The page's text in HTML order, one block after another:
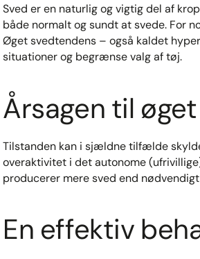
Sved er en naturlig og vigtig del af
både normalt og sundt at svede. For
Øget svedtendens – også kaldet
situationer og begrænse valg af tøj.
Årsagen til
Tilstanden kan i sjældne tilfælde
overaktivitet i det autonome
producerer mere sved end
En effektiv